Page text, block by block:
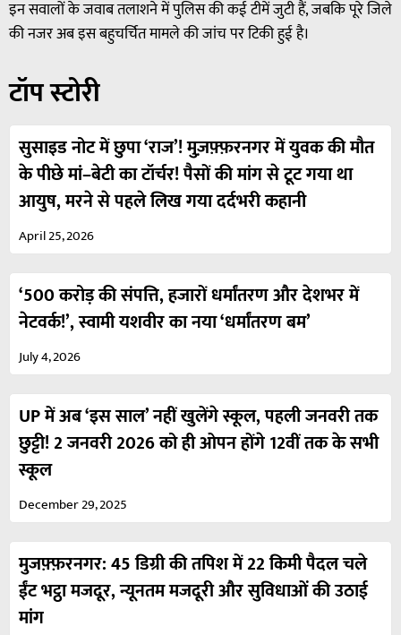
इन सवालों के जवाब तलाशने में पुलिस की कई टीमें जुटी हैं, जबकि पूरे जिले
की नजर अब इस बहुचर्चित मामले की जांच पर टिकी हुई है।
टॉप स्टोरी
सुसाइड नोट में छुपा ‘राज’! मुज़फ़्फ़रनगर में युवक की मौत
के पीछे मां–बेटी का टॉर्चर! पैसों की मांग से टूट गया था
आयुष, मरने से पहले लिख गया दर्दभरी कहानी
April 25, 2026
‘500 करोड़ की संपत्ति, हजारों धर्मांतरण और देशभर में
नेटवर्क!’, स्वामी यशवीर का नया ‘धर्मांतरण बम’
July 4, 2026
UP में अब ‘इस साल’ नहीं खुलेंगे स्कूल, पहली जनवरी तक
छुट्टी! 2 जनवरी 2026 को ही ओपन होंगे 12वीं तक के सभी
स्कूल
December 29, 2025
मुजफ़्फ़रनगर: 45 डिग्री की तपिश में 22 किमी पैदल चले
ईंट भट्ठा मजदूर, न्यूनतम मजदूरी और सुविधाओं की उठाई
मांग